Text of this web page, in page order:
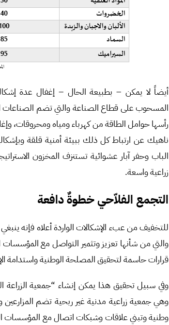
أيضاً لا يمكن – بطبيعة الحال – إغفال عدة
المسحوب على قطاع الصناعة والتي تضم الصناعات
رأسها حوامل الطاقة من كهرباء ومياه ومحروقات،
ناهيك عن ارتباط كل ذلك ببيئة أمنية قلقة
الباب وحفر آبار عشوائية تستنزف المخزون
زراعية واسعة.
التجمع الفلاّحي خطوةٌ دافعة
للتخفيف من عبء الإشكالات الواردة أعلاه فإنه
والتي من شأنها تعزيز وتثمير التواصل مع
قرارات حاسمة لتحقيق المصلحة الوطنية واستدامة
وهي جمعية زراعية مدنية غير ربحية تضم المزارعين
وطنية وتبني علاقات وشبكات اتصال مع المؤسسات